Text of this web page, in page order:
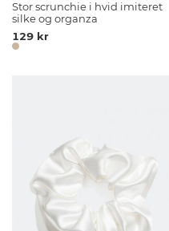
Stor scrunchie i hvid imiteret
silke og organza
129 kr